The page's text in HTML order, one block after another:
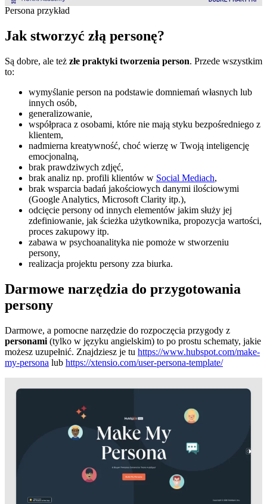
Persona przykład
Jak stworzyć złą personę?
Są dobre, ale też złe praktyki tworzenia person. Przede wszystkim
to:
wymyślanie person na podstawie domniemań własnych lub
innych osób,
generalizowanie,
współpraca z osobami, które nie mają styku bezpośredniego z
klientem,
nadmierna kreatywność, choć wierzę w Twoją inteligencję
emocjonalną,
brak prawdziwych zdjęć,
brak analiz np. profili klientów w Social Mediach,
brak wsparcia badań jakościowych danymi ilościowymi
(Google Analytics, Microsoft Clarity itp.),
odcięcie persony od innych elementów jakim służy jej
zdefiniowanie, jak ścieżka użytkownika, propozycja wartości,
proces zakupowy itp.
zabawa w psychoanalityka nie pomoże w stworzeniu
persony,
realizacja projektu persony zza biurka.
Darmowe narzędzia do przygotowania
persony
Darmowe, a pomocne narzędzie do rozpoczęcia przygody z
personami (tylko w języku angielskim) to po prostu schematy, jakie
możesz uzupełnić. Znajdziesz je tu https://www.hubspot.com/make-
my-persona lub https://xtensio.com/user-persona-template/